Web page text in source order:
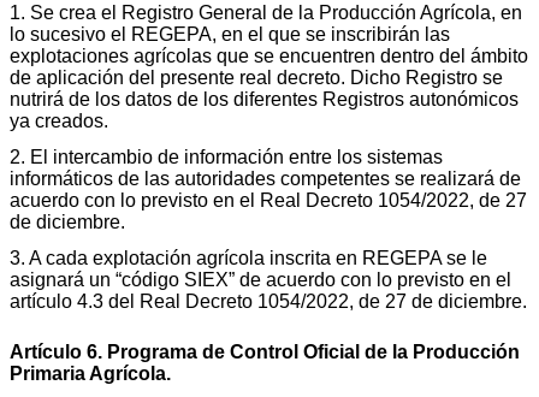
1. Se crea el Registro General de la Producción Agrícola, en
lo sucesivo el REGEPA, en el que se inscribirán las
explotaciones agrícolas que se encuentren dentro del ámbito
de aplicación del presente real decreto. Dicho Registro se
nutrirá de los datos de los diferentes Registros autonómicos
ya creados.
2. El intercambio de información entre los sistemas
informáticos de las autoridades competentes se realizará de
acuerdo con lo previsto en el Real Decreto 1054/2022, de 27
de diciembre.
3. A cada explotación agrícola inscrita en REGEPA se le
asignará un “código SIEX” de acuerdo con lo previsto en el
artículo 4.3 del Real Decreto 1054/2022, de 27 de diciembre.
Artículo 6. Programa de Control Oficial de la Producción
Primaria Agrícola.